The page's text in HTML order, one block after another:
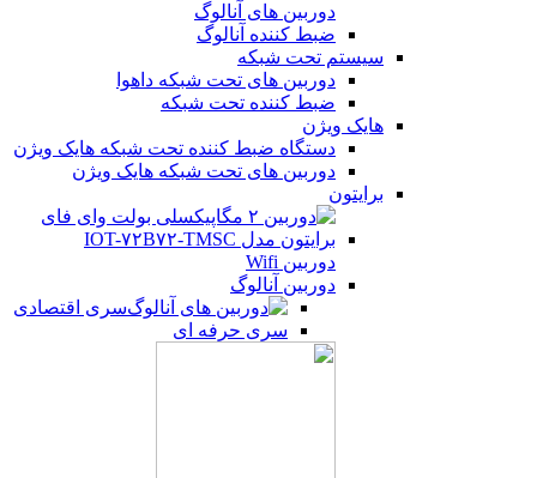
دوربین های آنالوگ
ضبط کننده آنالوگ
سیستم تحت شبکه
دوربین های تحت شبکه داهوا
ضبط کننده تحت شبکه
هایک ویژن
دستگاه ضبط کننده تحت شبکه هایک ویژن
دوربین های تحت شبکه هایک ویژن
برایتون
دوربین Wifi
دوربین آنالوگ
سری اقتصادی
سری حرفه ای